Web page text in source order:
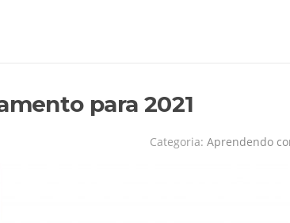
para 2021
Categoria: Aprendendo